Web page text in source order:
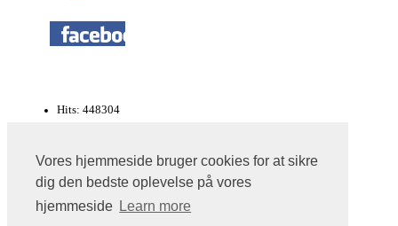
Vores hjemmeside bruger cookies for at sikre
dig den bedste oplevelse på vores
hjemmeside Learn more
Hits: 448304
kurileanbobtail.dk © Copyright 2009 All Rights
Reserved